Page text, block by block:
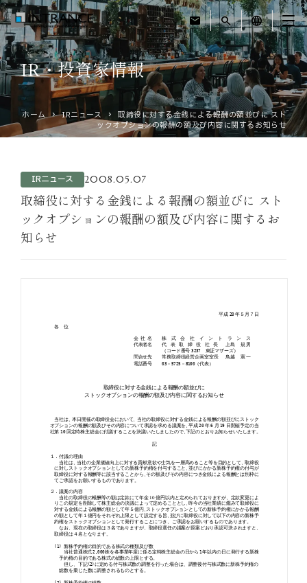
mail search language
トップ
企業情報
運営ホテル
IR・投資家情報
お知らせ
サイトマップ勧誘方針IRポリシー
IR・投資家情報
ホーム IRニュース
取締役に対する金銭による報酬の額並びに スト
ックオプションの報酬の額及び内容に関するお知らせ
IRニュース 2008.05.07
取締役に対する金銭による報酬の額並びに スト
ックオプションの報酬の額及び内容に関するお
知らせ